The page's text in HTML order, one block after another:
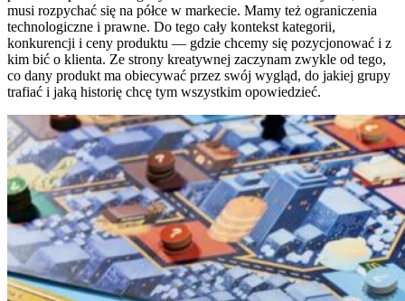
musi rozpychać się na półce w markecie. Mamy też ograniczenia
technologiczne i prawne. Do tego cały kontekst kategorii,
konkurencji i ceny produktu — gdzie chcemy się pozycjonować i z
kim bić o klienta. Ze strony kreatywnej zaczynam zwykle od tego,
co dany produkt ma obiecywać przez swój wygląd, do jakiej grupy
trafiać i jaką historię chcę tym wszystkim opowiedzieć.